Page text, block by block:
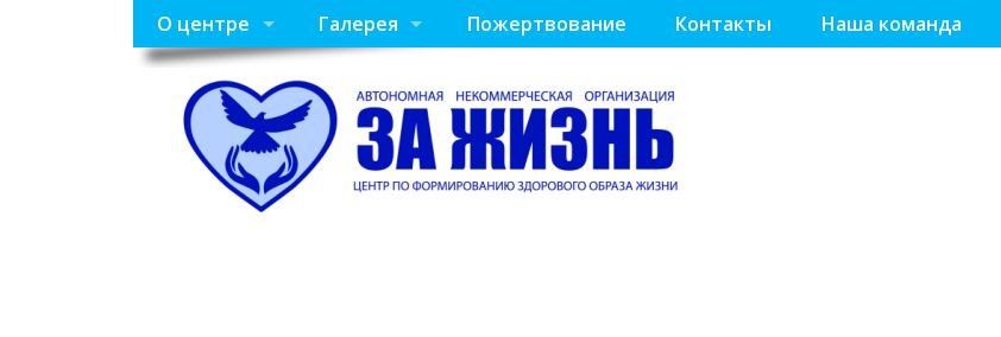
О центре Галерея Пожертвование Контакты Наша команда